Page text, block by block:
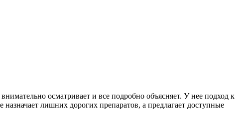
осматривает и все подробно объясняет. У нее подход к
лишних дорогих препаратов, а предлагает доступные